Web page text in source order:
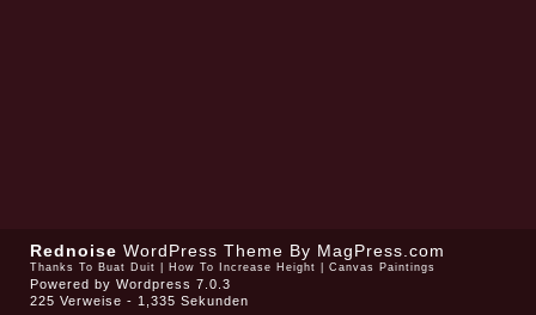
Rednoise WordPress Theme By MagPress.com
Thanks To Buat Duit How To Increase Height Canvas Paintings
Powered by Wordpress 7.0.3
225 Verweise - 1,335 Sekunden